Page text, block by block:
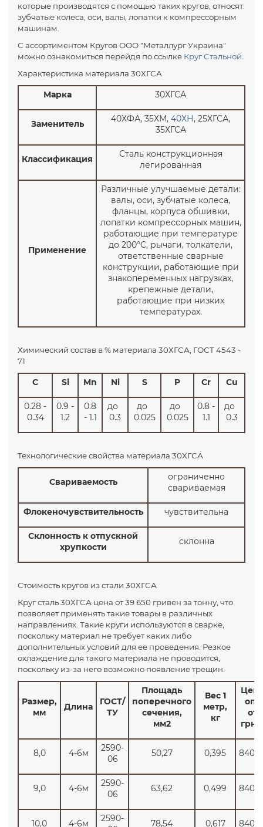
которые производятся с помощью таких кругов, относят:
зубчатые колеса, оси, валы, лопатки к компрессорным
машинам.
С ассортиментом Кругов ООО "Металлург Украина"
можно ознакомиться перейдя по ссылке Круг Стальной
Характеристика материала 30ХГСА
Марка 30ХГСА
Заменитель 40ХФА, 35ХМ, 40ХН, 25ХГСА,
35ХГСА
Классификация
Сталь конструкционная
легированная
Применение
Различные улучшаемые детали:
валы, оси, зубчатые колеса,
фланцы, корпуса обшивки,
лопатки компрессорных машин,
работающие при температуре
до 200°С, рычаги, толкатели,
ответственные сварные
конструкции, работающие при
знакопеременных нагрузках,
крепежные детали,
работающие при низких
температурах.
Химический состав в % материала 30ХГСА, ГОСТ 4543 -
71
C Si Mn Ni S P Cr Cu
0.28 -
0.34
0.9 -
1.2
0.8
- 1.1
до
0.3
до
0.025
до
0.025
0.8 -
1.1
до
0.3
Технологические свойства материала 30ХГСА
Свариваемость
ограниченно
свариваемая
Флокеночувствительность чувствительна
Склонность к отпускной
хрупкости
склонна
Стоимость кругов из стали 30ХГСА
Круг сталь 30ХГСА цена от 39 650 гривен за тонну, что
позволяет применять такие товары в различных
направлениях. Такие круги используются в сварке,
поскольку материал не требует каких либо
дополнительных условий для ее проведения. Резкое
охлаждение для такого материала не проводится,
поскольку из-за него возможно появление трещин.
Размер,
мм
Длина
ГОСТ/
ТУ
Площадь
поперечного
сечения,
мм2
Вес 1
метр,
кг
Цена
опт
от
грн/т
8,0 4-6м
2590-
06
50,27 0,395
9,0 4-6м
2590-
06
63,62 0,499
10,0 4-6м
2590-
78,54 0,617